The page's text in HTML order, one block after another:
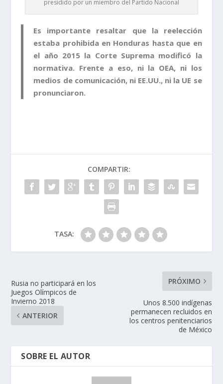
presidido por un miembro del Partido Nacional
Es importante resaltar que la reelección
estaba prohibida en Honduras hasta que en
el año 2015 la Corte Suprema modificó la
normativa. Frente a eso, ni la OEA, ni los
medios de comunicación, ni EE.UU., ni la UE se
pronunciaron.
COMPARTIR:
TASA:
Rusia no participará en los
Juegos Olímpicos de
Invierno 2018
ANTERIOR
PRÓXIMO
Unos 8.500 indígenas
permanecen recluidos en
los centros penitenciarios
de México
SOBRE EL AUTOR